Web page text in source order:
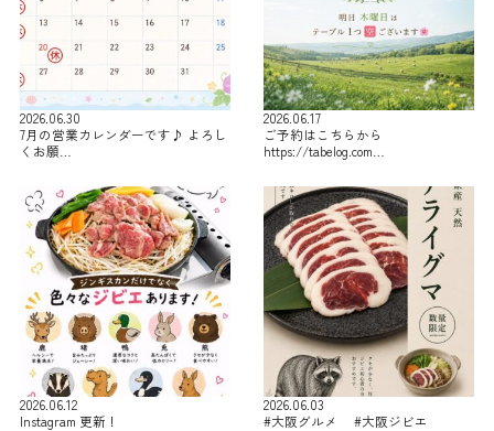
2026.06.30
7月の営業カレンダーです♪ よろし
くお願…
2026.06.17
ご予約はこちらから
https://tabelog.com…
2026.06.12
Instagram 更新！
2026.06.03
#大阪グルメ #大阪ジビエ